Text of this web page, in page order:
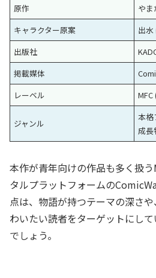
原作
やま
キャラクター原案
出水
出版社
掲載媒体
レーベル
ジャンル
本格
成長
本作が青年向けの作品も多く扱
タルプラットフォームの
点は、物語が持つテーマの深さ
わいたい読者をターゲットにし
でしょう。